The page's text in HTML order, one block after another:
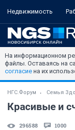
Недвижимость
На информационном
файлы. Оставаясь на
согласие на их
НГС.Форум Семья
296588 1000